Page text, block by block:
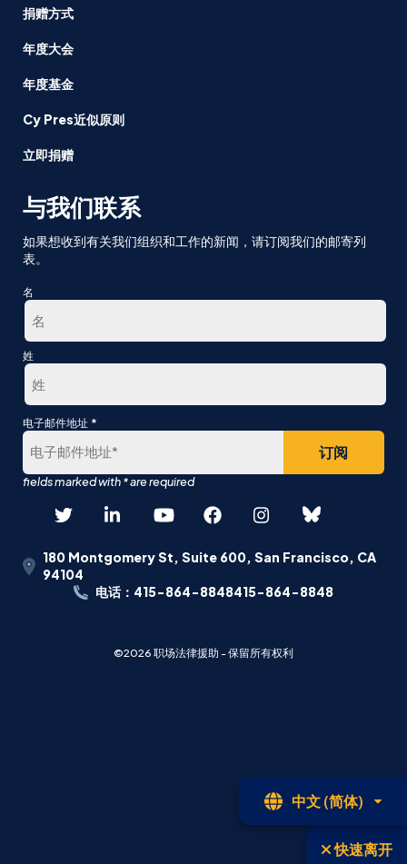
捐赠方式
年度大会
年度基金
Cy Pres近似原则
立即捐赠
与我们联系
如果想收到有关我们组织和工作的新闻，请订阅我们的邮寄列
表。
名
第
姓
最
后
电子邮件地址 *
180 Montgomery St, Suite 600, San Francisco, CA
94104
电话：415-864-8848415-864-8848
©2026 职场法律援助 - 保留所有权利
中文 (简体)
开
语
快速离开